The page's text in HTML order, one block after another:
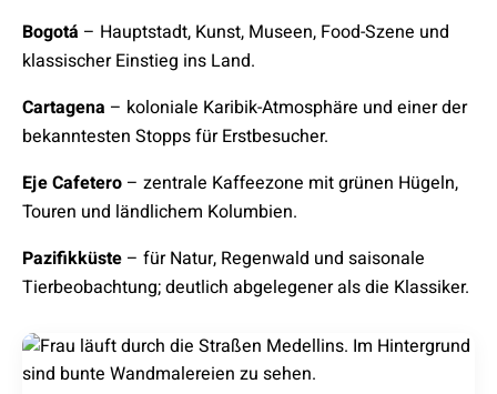
Bogotá – Hauptstadt, Kunst, Museen, Food-Szene und
klassischer Einstieg ins Land.
Cartagena – koloniale Karibik-Atmosphäre und einer der
bekanntesten Stopps für Erstbesucher.
Eje Cafetero – zentrale Kaffeezone mit grünen Hügeln,
Touren und ländlichem Kolumbien.
Pazifikküste – für Natur, Regenwald und saisonale
Tierbeobachtung; deutlich abgelegener als die Klassiker.